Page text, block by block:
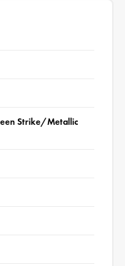
Strike/Metallic